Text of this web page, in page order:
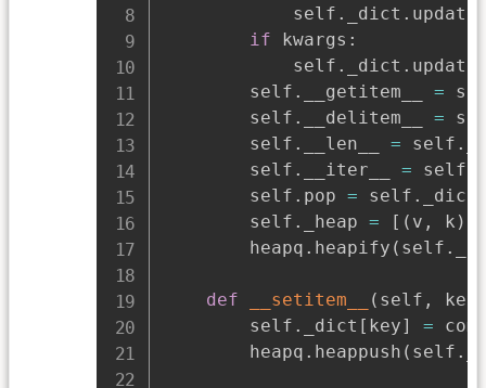
            self
. _dict . update
if kwargs :
            self
. _dict . update
        self
. __getitem__ =
        self
. __delitem__ =
        self
. __len__ = self .
        self
. __iter__ = self
        self
. pop = self . _dict
        self
. _heap = [ ( v , k )
        heapq
. heapify ( self .
def __setitem__ ( self , key
        self
. _dict [ key] =
        heapq
. heappush ( self .